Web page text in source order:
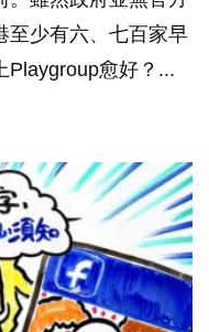
至少有六、七百家早
Playgroup愈好？...